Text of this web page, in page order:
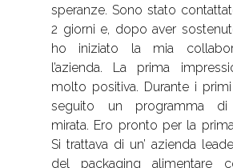
speranze. Sono stato
2 giorni e, dopo aver
ho iniziato la mia
l’azienda. La prima
molto positiva. Durante i
seguito un programma di
mirata. Ero pronto per la
Si trattava di un’ azienda
del packaging alimentare